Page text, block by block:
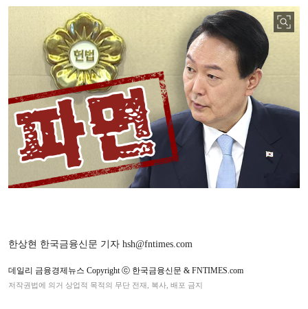
한상현 한국금융신문 기자 hsh@fntimes.com
데일리 금융경제뉴스 Copyright ⓒ 한국금융신문 & FNTIMES.com
저작권법에 의거 상업적 목적의 무단 전재, 복사, 배포 금지